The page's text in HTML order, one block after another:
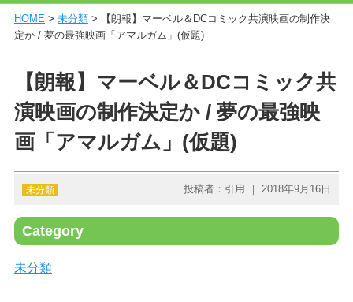
ホーム
お問い合わせ
HOME> 未分類> 【朗報】マーベル＆DCコミック共演映画の制作決
定か / 夢の最強映画「アマルガム」(仮題)
【朗報】マーベル＆DCコミック共
演映画の制作決定か / 夢の最強映
画「アマルガム」(仮題)
未分類 投稿者：引用 ｜ 2018年9月16日
Category
未分類